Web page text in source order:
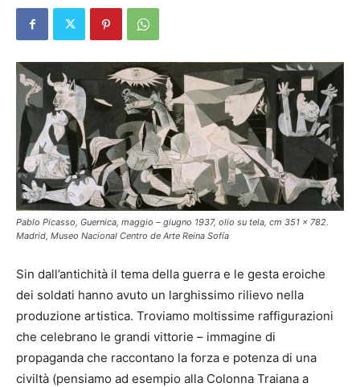
Pablo Picasso, Guernica, maggio – giugno 1937, olio su tela, cm 351 x 782.
Madrid, Museo Nacional Centro de Arte Reina Sofía
Sin dall’antichità il tema della guerra e le gesta eroiche
dei soldati hanno avuto un larghissimo rilievo nella
produzione artistica. Troviamo moltissime raffigurazioni
che celebrano le grandi vittorie – immagine di
propaganda che raccontano la forza e potenza di una
civiltà (pensiamo ad esempio alla Colonna Traiana a